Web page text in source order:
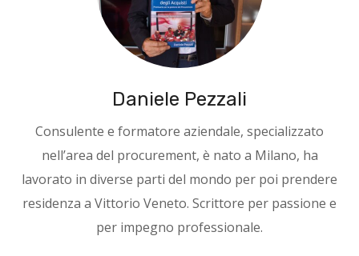
Daniele Pezzali
Consulente e formatore aziendale, specializzato
nell’area del procurement, è nato a Milano, ha
lavorato in diverse parti del mondo per poi prendere
residenza a Vittorio Veneto. Scrittore per passione e
per impegno professionale.